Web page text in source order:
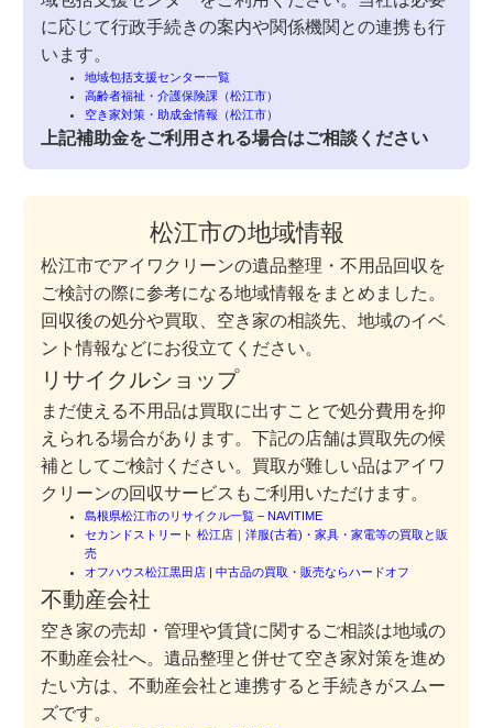
に応じて行政手続きの案内や関係機関との連携も行
います。
地域包括支援センター一覧
高齢者福祉・介護保険課（松江市）
空き家対策・助成金情報（松江市）
上記補助金をご利用される場合はご相談ください
松江市の地域情報
松江市でアイワクリーンの遺品整理・不用品回収を
ご検討の際に参考になる地域情報をまとめました。
回収後の処分や買取、空き家の相談先、地域のイベ
ント情報などにお役立てください。
リサイクルショップ
まだ使える不用品は買取に出すことで処分費用を抑
えられる場合があります。下記の店舗は買取先の候
補としてご検討ください。買取が難しい品はアイワ
クリーンの回収サービスもご利用いただけます。
島根県松江市のリサイクル一覧 – NAVITIME
セカンドストリート 松江店｜洋服(古着)・家具・家電等の買取と販
売
オフハウス松江黒田店 | 中古品の買取・販売ならハードオフ
不動産会社
空き家の売却・管理や賃貸に関するご相談は地域の
不動産会社へ。遺品整理と併せて空き家対策を進め
たい方は、不動産会社と連携すると手続きがスムー
ズです。